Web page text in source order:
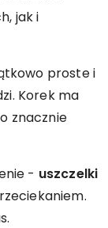
jak i
proste i
Korek ma
znacznie
- uszczelki